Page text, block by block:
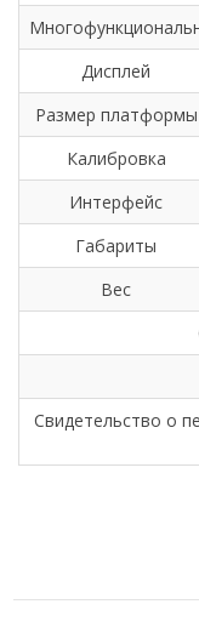
Дисплей
Размер платформы
Калибровка
Интерфейс
Габариты
Вес
Свидетельство о